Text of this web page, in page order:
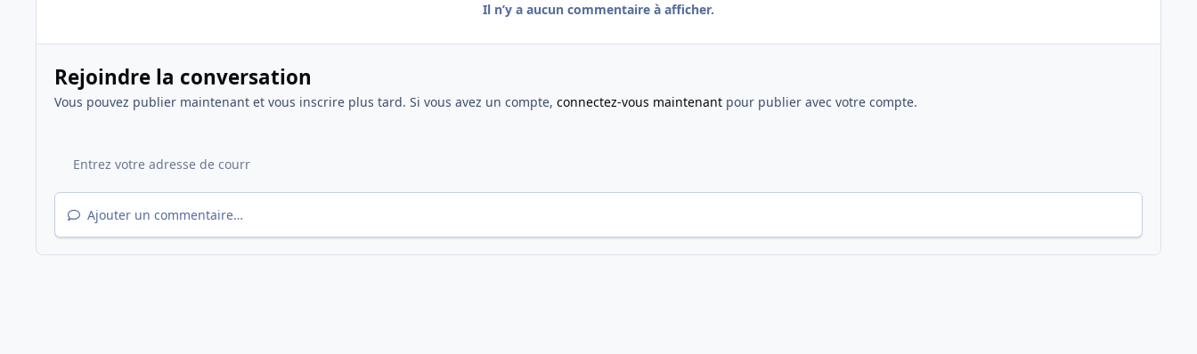
Il n’y a aucun commentaire à afficher.
Rejoindre la conversation
Vous pouvez publier maintenant et vous inscrire plus tard. Si vous avez un compte, connectez-vous maintenantpour publier avec votre compte.
Ajouter un commentaire…